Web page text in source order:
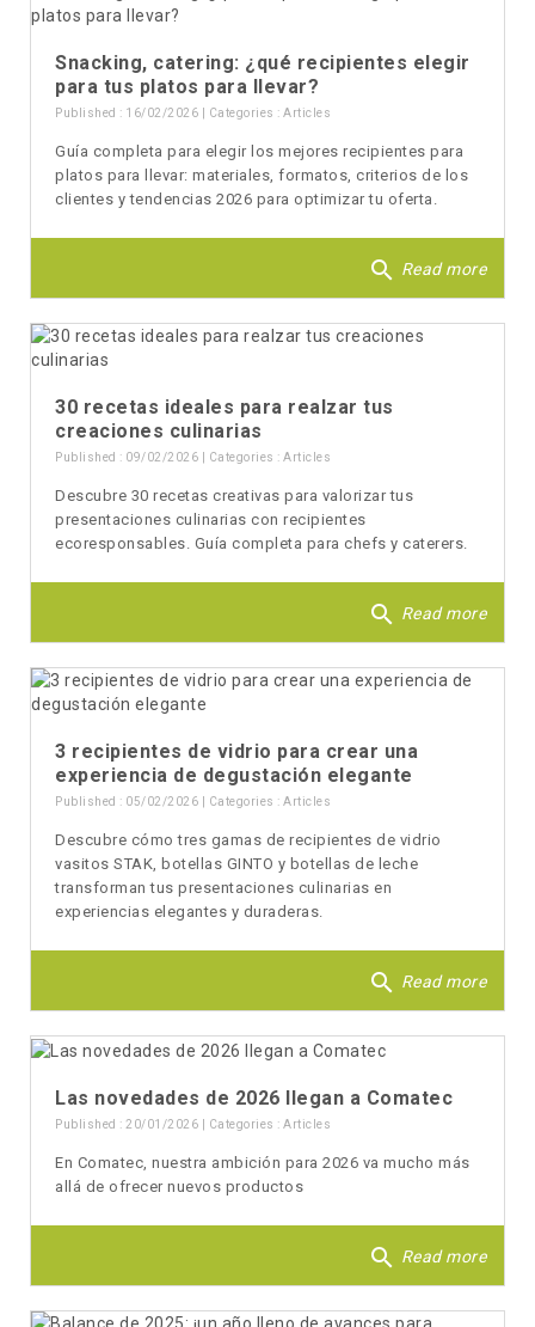
Snacking, catering: ¿qué recipientes elegir
para tus platos para llevar?
Published : 16/02/2026 | Categories : Articles
Guía completa para elegir los mejores recipientes para
platos para llevar: materiales, formatos, criterios de los
clientes y tendencias 2026 para optimizar tu oferta.
search Read more
30 recetas ideales para realzar tus
creaciones culinarias
Published : 09/02/2026 | Categories : Articles
Descubre 30 recetas creativas para valorizar tus
presentaciones culinarias con recipientes
ecoresponsables. Guía completa para chefs y caterers.
search Read more
3 recipientes de vidrio para crear una
experiencia de degustación elegante
Published : 05/02/2026 | Categories : Articles
Descubre cómo tres gamas de recipientes de vidrio
vasitos STAK, botellas GINTO y botellas de leche
transforman tus presentaciones culinarias en
experiencias elegantes y duraderas.
search Read more
Las novedades de 2026 llegan a Comatec
Published : 20/01/2026 | Categories : Articles
En Comatec, nuestra ambición para 2026 va mucho más
allá de ofrecer nuevos productos
search Read more